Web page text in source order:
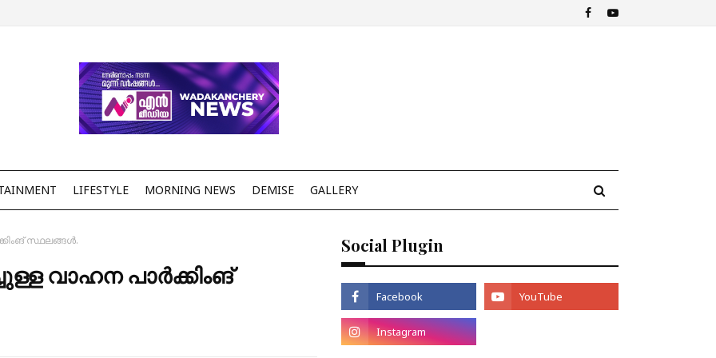
LIFESTYLE MORNING NEWS DEMISE GALLERY
സ്ഥലങ്ങൾ.
വാഹന പാർക്കിംങ്
Social Plugin